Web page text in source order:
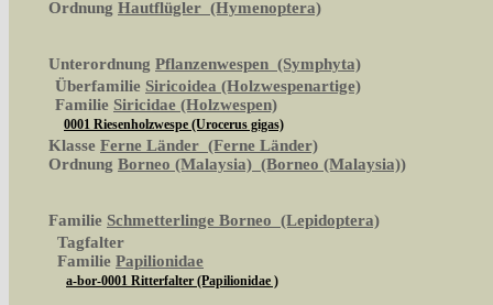
Ordnung Hautflügler (Hymenoptera)
Unterordnung Pflanzenwespen (Symphyta)
Überfamilie Siricoidea (Holzwespenartige)
Familie Siricidae (Holzwespen)
0001 Riesenholzwespe (Urocerus gigas)
Klasse Ferne Länder (Ferne Länder)
Ordnung Borneo (Malaysia) (Borneo (Malaysia))
Familie Schmetterlinge Borneo (Lepidoptera)
Tagfalter
Familie Papilionidae
a-bor-0001 Ritterfalter (Papilionidae )